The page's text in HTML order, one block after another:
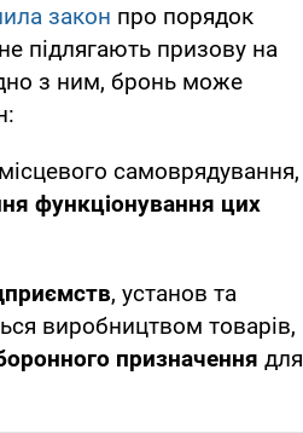
закон про порядок
підлягають призову на
з ним, бронь може
самоврядування,
функціонування цих
, установ та
виробництвом товарів,
призначення для